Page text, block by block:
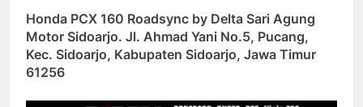
Honda PCX 160 Roadsync by Delta Sari Agung
Motor Sidoarjo. Jl. Ahmad Yani No.5, Pucang,
Kec. Sidoarjo, Kabupaten Sidoarjo, Jawa Timur
61256